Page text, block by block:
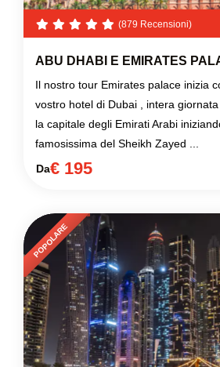
(879 Recensioni)
ABU DHABI E EMIRATES
Il nostro tour Emirates palace inizia
vostro hotel di Dubai , intera
la capitale degli Emirati Arabi
famosissima del Sheikh Zayed ...
Da€ 195
POPOLARE